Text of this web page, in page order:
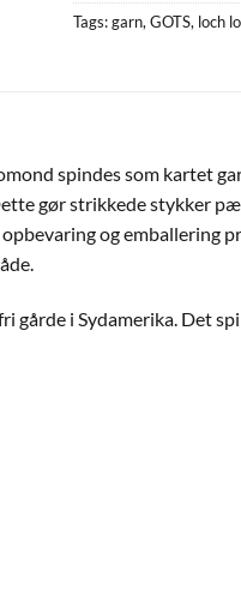
Tags:garn,GOTS, loch
spindes som kartet
gør strikkede stykker
og emballering
i Sydamerika. Det